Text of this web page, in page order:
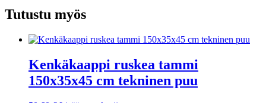
Tutustu myös
Kenkäkaappi ruskea tammi
150x35x45 cm tekninen puu